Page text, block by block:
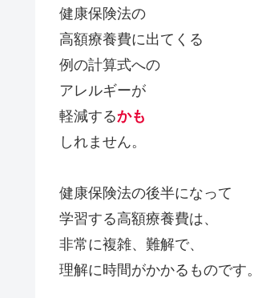
健康保険法の
高額療養費に出てくる
例の計算式への
アレルギーが
軽減するかも
しれません。
健康保険法の後半になって
学習する高額療養費は、
非常に複雑、難解で、
理解に時間がかかるものです。